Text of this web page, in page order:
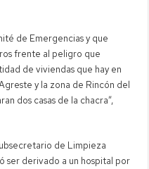
de Emergencias y que
frente al peligro que
de viviendas que hay en
y la zona de Rincón del
dos casas de la chacra”,
de Limpieza
ser derivado a un hospital por